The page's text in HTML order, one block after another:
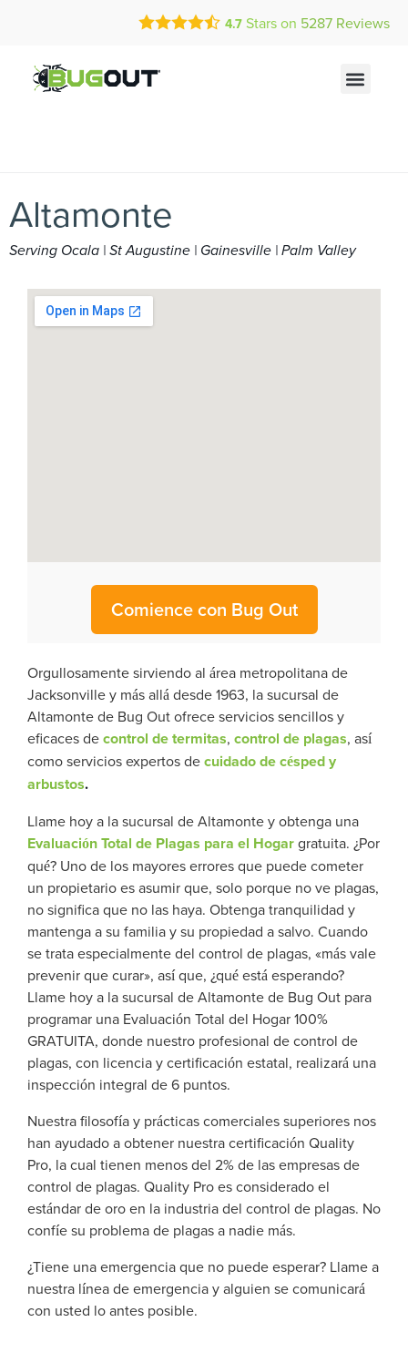
Call Today for a Free Quote! Current Customers Can Text Us!
4.7 Stars on 5287 Reviews
Altamonte
Serving Ocala | St Augustine | Gainesville | Palm Valley
Comience con Bug Out
Orgullosamente sirviendo al área metropolitana de
Jacksonville y más allá desde 1963, la sucursal de
Altamonte de Bug Out ofrece servicios sencillos y
eficaces decontrol de termitas, control de plagas, así
como servicios expertos decuidado de césped y
arbustos.
Llame hoy a la sucursal de Altamonte y obtenga una
Evaluación Total de Plagas para el Hogargratuita. ¿Por
qué? Uno de los mayores errores que puede cometer
un propietario es asumir que, solo porque no ve plagas,
no significa que no las haya. Obtenga tranquilidad y
mantenga a su familia y su propiedad a salvo. Cuando
se trata especialmente del control de plagas, «más vale
prevenir que curar», así que, ¿qué está esperando?
Llame hoy a la sucursal de Altamonte de Bug Out para
programar una Evaluación Total del Hogar 100%
GRATUITA, donde nuestro profesional de control de
plagas, con licencia y certificación estatal, realizará una
inspección integral de 6 puntos.
Nuestra filosofía y prácticas comerciales superiores nos
han ayudado a obtener nuestra certificación Quality
Pro, la cual tienen menos del 2% de las empresas de
control de plagas. Quality Pro es considerado el
estándar de oro en la industria del control de plagas. No
confíe su problema de plagas a nadie más.
¿Tiene una emergencia que no puede esperar? Llame a
nuestra línea de emergencia y alguien se comunicará
con usted lo antes posible.